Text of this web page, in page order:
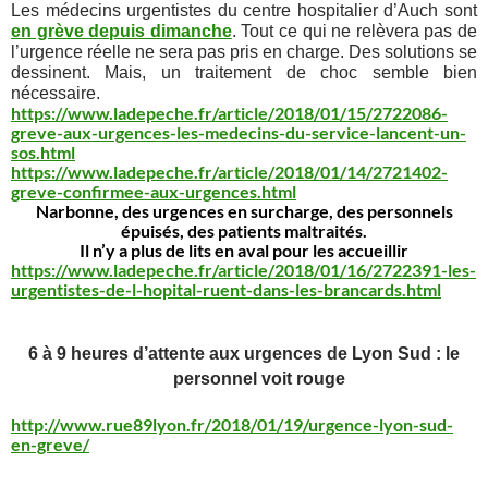
Les médecins urgentistes du centre hospitalier d’Auch sont
en grève depuis dimanche. Tout ce qui ne relèvera pas de
l’urgence réelle ne sera pas pris en charge. Des solutions se
dessinent. Mais, un traitement de choc semble bien
nécessaire.
https://www.ladepeche.fr/article/2018/01/15/2722086-
greve-aux-urgences-les-medecins-du-service-lancent-un-
sos.html
https://www.ladepeche.fr/article/2018/01/14/2721402-
greve-confirmee-aux-urgences.html
Narbonne, des urgences en surcharge, des personnels
épuisés, des patients maltraités.
Il n’y a plus de lits en aval pour les accueillir
https://www.ladepeche.fr/article/2018/01/16/2722391-les-
urgentistes-de-l-hopital-ruent-dans-les-brancards.html
6 à 9 heures d’attente aux urgences de Lyon Sud : le
personnel voit rouge
http://www.rue89lyon.fr/2018/01/19/urgence-lyon-sud-
en-greve/